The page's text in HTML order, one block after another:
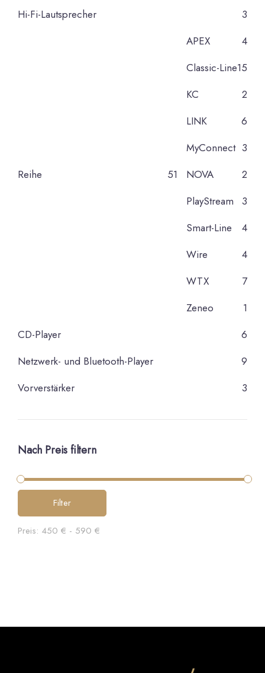
Hi-Fi-Lautsprecher
3
Reihe 51
APEX
4
Classic-Line15
KC
2
LINK
6
MyConnect 3
NOVA
2
PlayStream
3
Smart-Line
4
Wire
4
WTX
7
Zeneo
1
CD-Player
6
Netzwerk- und Bluetooth-Player
9
Vorverstärker
3
Nach Preis filtern
Filter
Preis: 450 € - 590 €